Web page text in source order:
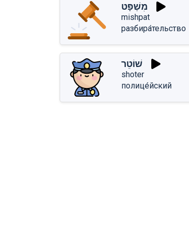
מִשְׁפָּט
mishpat
разбира́тельство
שׁוֹטֵר
shoter
полице́йский